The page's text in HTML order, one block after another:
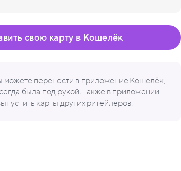
можете перенести в приложение Кошелёк,
была под рукой. Также в приложении
карты других ритейлеров.
свою карту в Кошелёк